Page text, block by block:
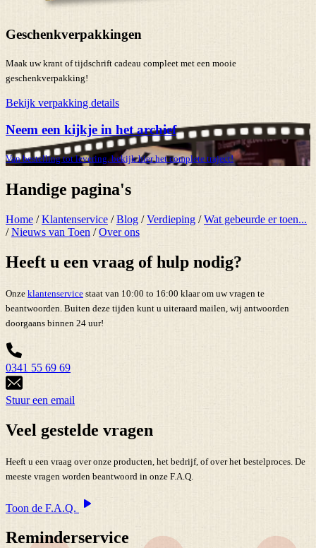
Geschenkverpakkingen
Maak uw krant of tijdschrift cadeau compleet met een mooie
geschenkverpakking!
Bekijk verpakking details
Neem een kijkje in het archief
Van bestelling tot levering, bekijk hier het complete traject!
Handige pagina's
Home /Klantenservice /Blog /Verdieping /Wat gebeurde er toen...
/Nieuws van Toen /Over ons
Heeft u een vraag of hulp nodig?
Onze klantenservice staat van 10:00 to 16:00 klaar om uw vragen te
beantwoorden. Buiten deze tijden kunt u uiteraard mailen, wij antwoorden
doorgaans binnen 24 uur!
0341 55 69 69
Stuur een email
Veel gestelde vragen
Heeft u een vraag over onze producten, het bedrijf, of over het bestelproces. De
meeste vragen worden beantwoord in onze F.A.Q.
Toon de F.A.Q.
Reminderservice